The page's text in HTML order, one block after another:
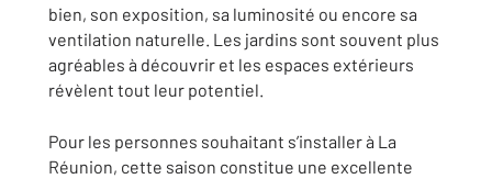
bien, son exposition, sa luminosité ou encore sa
ventilation naturelle. Les jardins sont souvent plus
agréables à découvrir et les espaces extérieurs
révèlent tout leur potentiel.
Pour les personnes souhaitant s’installer à La
Réunion, cette saison constitue une excellente